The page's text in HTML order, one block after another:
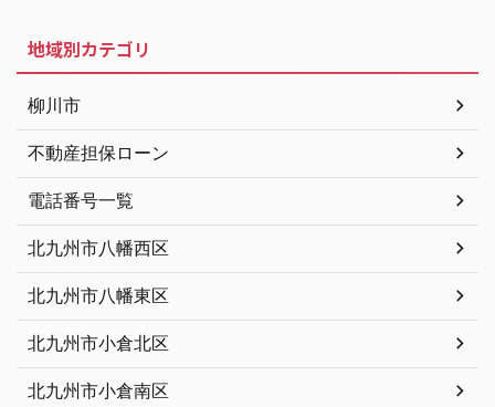
地域別カテゴリ
柳川市
不動産担保ローン
電話番号一覧
北九州市八幡西区
北九州市八幡東区
北九州市小倉北区
北九州市小倉南区